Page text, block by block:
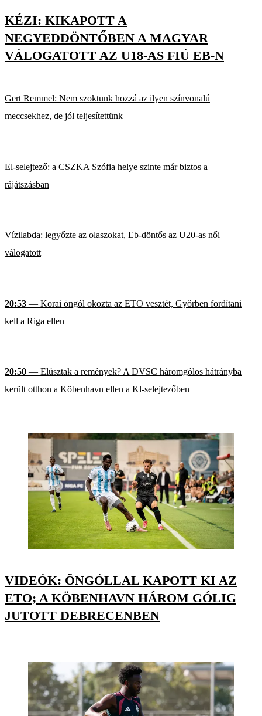
KÉZI: KIKAPOTT A
NEGYEDDÖNTŐBEN A MAGYAR
VÁLOGATOTT AZ U18-AS FIÚ EB-N
Gert Remmel: Nem szoktunk hozzá az ilyen színvonalú
meccsekhez, de jól teljesítettünk
El-selejtező: a CSZKA Szófia helye szinte már biztos a
rájátszásban
Vízilabda: legyőzte az olaszokat, Eb-döntős az U20-as női
válogatott
20:53 — Korai öngól okozta az ETO vesztét, Győrben fordítani
kell a Riga ellen
20:50 — Elúsztak a remények? A DVSC háromgólos hátrányba
került otthon a Köbenhavn ellen a Kl-selejtezőben
VIDEÓK: ÖNGÓLLAL KAPOTT KI AZ
ETO; A KÖBENHAVN HÁROM GÓLIG
JUTOTT DEBRECENBEN